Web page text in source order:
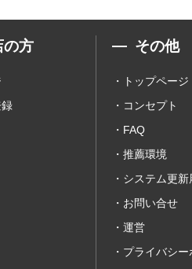
の方 その他
トップページ
コンセプト
FAQ
推薦環境
システム更新
お問い合せ
運営
プライバシー